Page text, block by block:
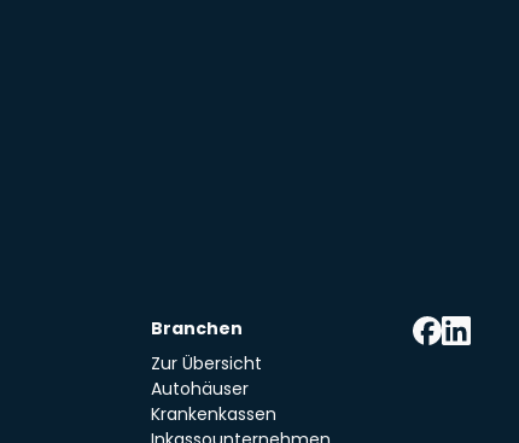
Branchen
Zur Übersicht
Autohäuser
Krankenkassen